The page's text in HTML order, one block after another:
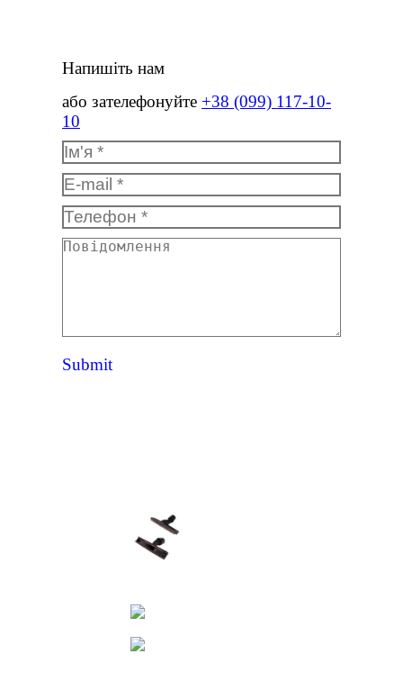
Напишіть нам
або зателефонуйте +38 (099) 117-10-
10
Ім'я *
E-mail *
Телефон *
Повідомлення
Submit